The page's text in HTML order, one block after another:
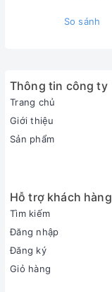
So sánh
Thông tin công ty
Trang chủ
Giới thiệu
Sản phẩm
Hỗ trợ khách hàng
Tìm kiếm
Đăng nhập
Đăng ký
Giỏ hàng